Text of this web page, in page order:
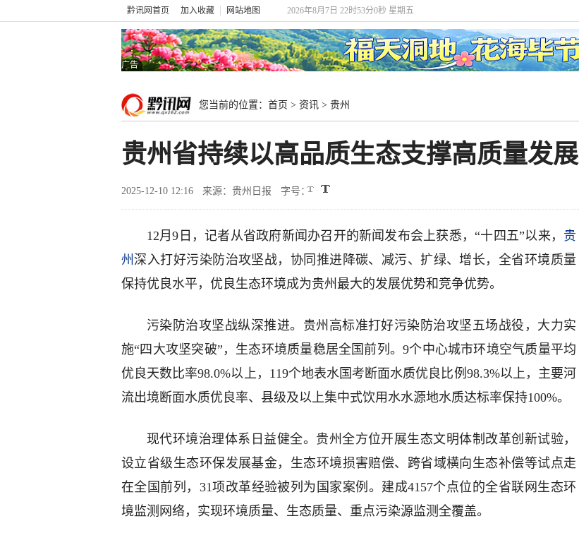
黔讯网首页 加入收藏 网站地图 2026年8月7日 22时53分0秒 星期五
广告
您当前的位置： 首页 > 资讯 > 贵州
贵州省持续以高品质生态支撑高质量发展
2025-12-10 12:16 来源：贵州日报 字号：
12月9日，记者从省政府新闻办召开的新闻发布会上获悉，“十四五”以来， 贵
州 深入打好污染防治攻坚战，协同推进降碳、减污、扩绿、增长，全省环境质量
保持优良水平，优良生态环境成为贵州最大的发展优势和竞争优势。
污染防治攻坚战纵深推进。贵州高标准打好污染防治攻坚五场战役，大力实
施“四大攻坚突破”，生态环境质量稳居全国前列。9个中心城市环境空气质量平均
优良天数比率98.0%以上，119个地表水国考断面水质优良比例98.3%以上，主要河
流出境断面水质优良率、县级及以上集中式饮用水水源地水质达标率保持100%。
现代环境治理体系日益健全。贵州全方位开展生态文明体制改革创新试验，
设立省级生态环保发展基金，生态环境损害赔偿、跨省域横向生态补偿等试点走
在全国前列，31项改革经验被列为国家案例。建成4157个点位的全省联网生态环
境监测网络，实现环境质量、生态质量、重点污染源监测全覆盖。